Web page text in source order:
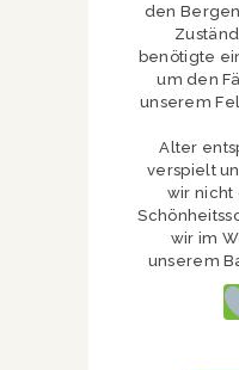
den
benötigte
um den
unserem
Wir
Alter
verspielt
wir nicht
wir im
unserem